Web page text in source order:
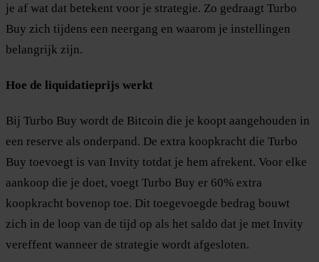
je af wat dat betekent voor je strategie. Zo gedraagt Turbo
Buy zich tijdens een neergang en waarom je instellingen
belangrijk zijn.
Hoe de liquidatieprijs werkt
Bij Turbo Buy wordt de Bitcoin die je koopt aangehouden in
een reserve als onderpand. De extra koopkracht die Turbo
Buy toevoegt is van Invity totdat je hem afrekent. Voor elke
aankoop die je doet, voegt Turbo Buy er 60% extra
koopkracht bovenop toe. Dit toegevoegde bedrag bouwt
zich in de loop van de tijd op als het saldo dat je met Invity
vereffent wanneer de strategie wordt afgesloten.